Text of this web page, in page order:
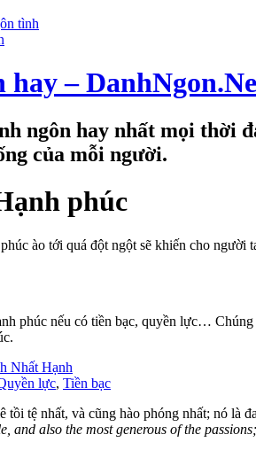
tình
hay –
ngôn hay nhất mọi thời
của mỗi người.
phúc
ào tới quá đột ngột sẽ khiến cho người
phúc nếu có tiền bạc, quyền lực…
Nhất Hạnh
lực, Tiền bạc
tồi tệ nhất, và cũng hào phóng nhất; nó là
and also the most generous of the